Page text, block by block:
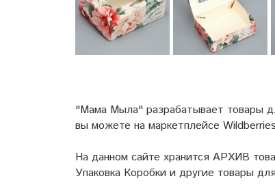
"Мама Мыла" разрабатывает товары
вы можете на маркетплейсе Wildberries
На данном сайте хранится АРХИВ
Упаковка Коробки и другие товары